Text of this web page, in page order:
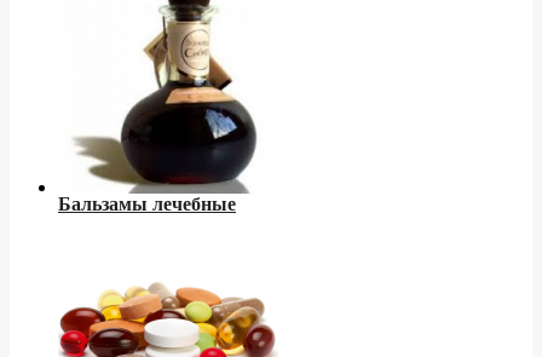
Бальзамы лечебные